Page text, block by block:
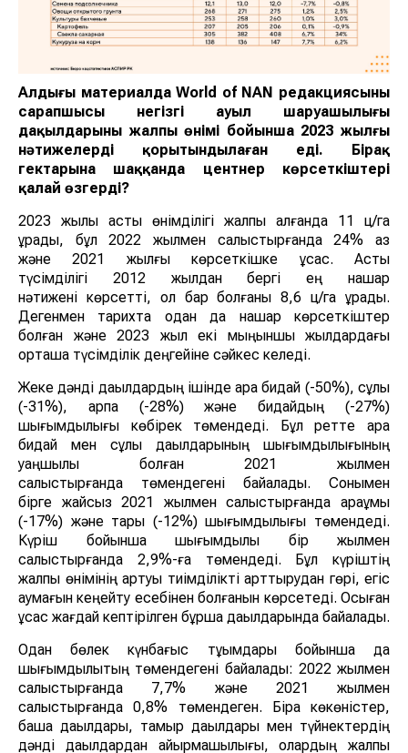
Алдыңғы материалда World of NAN редакциясының
сарапшысы негізгі ауыл шаруашылығы
дақылдарының жалпы өнімі бойынша 2023 жылғы
нәтижелерді қорытындылаған еді. Бірақ
гектарына шаққанда центнер көрсеткіштері
қалай өзгерді?
2023 жылы астық өнімділігі жалпы алғанда 11 ц/га
құрады, бұл 2022 жылмен салыстырғанда 24% аз
және 2021 жылғы көрсеткішке ұқсас. Астық
түсімділігі 2012 жылдан бергі ең нашар
нәтижені көрсетті, ол бар болғаны 8,6 ц/га құрады.
Дегенмен тарихта одан да нашар көрсеткіштер
болған және 2023 жыл екі мыңыншы жылдардағы
орташа түсімділік деңгейіне сәйкес келеді.
Жеке дәнді дақылдардың ішінде қара бидай (-50%), сұлы
(-31%), арпа (-28%) және бидайдың (-27%)
шығымдылығы көбірек төмендеді. Бұл ретте қара
бидай мен сұлы дақылдарының шығымдылығының
қуаңшылық болған 2021 жылмен
салыстырғанда төмендегені байқалады. Сонымен
бірге жайсыз 2021 жылмен салыстырғанда қарақұмық
(-17%) және тары (-12%) шығымдылығы төмендеді.
Күріш бойынша шығымдылық бір жылмен
салыстырғанда 2,9%-ға төмендеді. Бұл күріштің
жалпы өнімінің артуы тиімділікті арттырудан гөрі, егіс
аумағын кеңейту есебінен болғанын көрсетеді. Осыған
ұқсас жағдай кептірілген бұршақ дақылдарында байқалады.
Одан бөлек күнбағыс тұқымдары бойынша да
шығымдылықтың төмендегені байқалады: 2022 жылмен
салыстырғанда 7,7% және 2021 жылмен
салыстырғанда 0,8% төмендеген. Бірақ көкөністер,
бақша дақылдары, тамыр дақылдары мен түйнектердің
дәнді дақылдардан айырмашылығы, олардың жалпы